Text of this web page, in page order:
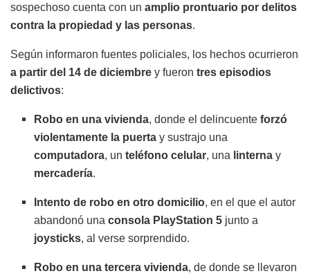
sospechoso cuenta con un amplio prontuario por delitos
contra la propiedad y las personas.
Según informaron fuentes policiales, los hechos ocurrieron
a partir del 14 de diciembre y fueron tres episodios
delictivos:
Robo en una vivienda, donde el delincuenteforzó
violentamente la puerta y sustrajo una
computadora, unteléfono celular, una linterna y
mercadería.
Intento de robo en otro domicilio, en el que el autor
abandonó unaconsola PlayStation 5 junto a
joysticks, al verse sorprendido.
Robo en una tercera vivienda, de donde se llevaron